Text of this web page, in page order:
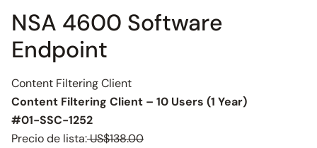
NSA 4600 Software
Endpoint
Content Filtering Client
Content Filtering Client – 10 Users (1 Year)
#01-SSC-1252
Precio de lista:US$138.00